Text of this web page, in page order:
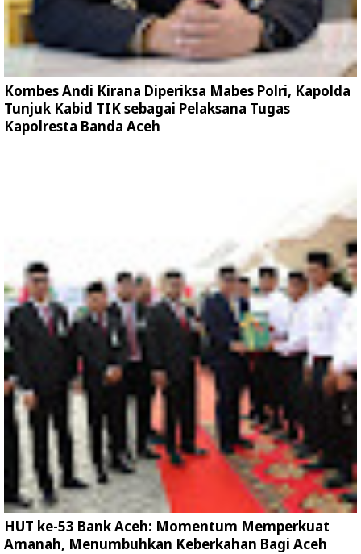
Kombes Andi Kirana Diperiksa Mabes Polri, Kapolda
Tunjuk Kabid TIK sebagai Pelaksana Tugas
Kapolresta Banda Aceh
HUT ke-53 Bank Aceh: Momentum Memperkuat
Amanah, Menumbuhkan Keberkahan Bagi Aceh